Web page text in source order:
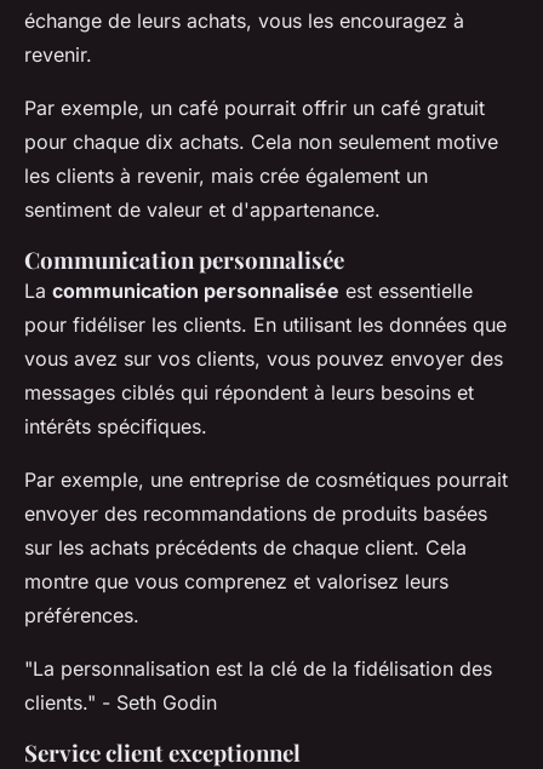
échange de leurs achats, vous les encouragez à
revenir.
Par exemple, un café pourrait offrir un café gratuit
pour chaque dix achats. Cela non seulement motive
les clients à revenir, mais crée également un
sentiment de valeur et d'appartenance.
Communication personnalisée
La communication personnalisée est essentielle
pour fidéliser les clients. En utilisant les données que
vous avez sur vos clients, vous pouvez envoyer des
messages ciblés qui répondent à leurs besoins et
intérêts spécifiques.
Par exemple, une entreprise de cosmétiques pourrait
envoyer des recommandations de produits basées
sur les achats précédents de chaque client. Cela
montre que vous comprenez et valorisez leurs
préférences.
"La personnalisation est la clé de la fidélisation des
clients." - Seth Godin
Service client exceptionnel